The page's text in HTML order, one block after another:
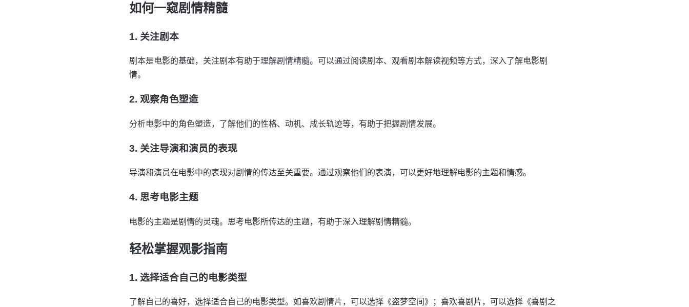
如何一窥剧情精髓
1. 关注剧本
剧本是电影的基础，关注剧本有助于理解剧情精髓。可以通过阅读剧本、观看剧本解读视频等方式，深入了解电影剧
情。
2. 观察角色塑造
分析电影中的角色塑造，了解他们的性格、动机、成长轨迹等，有助于把握剧情发展。
3. 关注导演和演员的表现
导演和演员在电影中的表现对剧情的传达至关重要。通过观察他们的表演，可以更好地理解电影的主题和情感。
4. 思考电影主题
电影的主题是剧情的灵魂。思考电影所传达的主题，有助于深入理解剧情精髓。
轻松掌握观影指南
1. 选择适合自己的电影类型
了解自己的喜好，选择适合自己的电影类型。如喜欢剧情片，可以选择《盗梦空间》；喜欢喜剧片，可以选择《喜剧之